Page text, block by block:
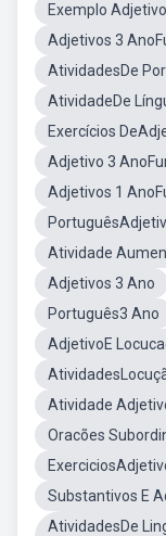
Exemplo
Adjetivos 3
AtividadesDe
AtividadeDe
Exercícios
Adjetivo 3
Adjetivos 1
Atividade
Adjetivos 3 Ano
Português3 Ano
AdjetivoE
Atividade
Oracões
Substantivos E
AtividadesDe